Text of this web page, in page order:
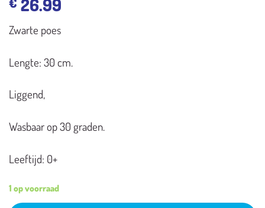
26.99
Zwarte poes
Lengte: 30 cm.
Liggend,
Wasbaar op 30 graden.
Leeftijd: 0+
1 op voorraad